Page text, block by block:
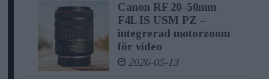
i första hand designad för exklusiva
affischer, men lämpar sig också för
andra grafiska tillämpningar, som
utskrift av fotografier. Serien består av
Canon RF 20–50mm
F4L IS USM PZ –
integrerad motorzoom
för video
2026-05-13